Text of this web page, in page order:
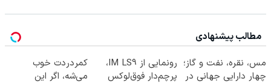
مطالب پیشنهادی
مس، نقره، نفت و گاز؛
چهار دارایی جهانی در
رونمایی از IM LS9،
پرچم‌دار فوق‌لوکس
کمردردت خوب
می‌شه، اگر این